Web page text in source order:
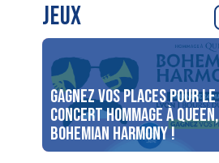
JEUX
Gagnez vos places pour le
concert Hommage à Queen,
Bohemian Harmony !